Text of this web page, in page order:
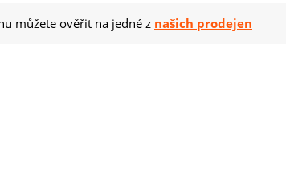
můžete ověřit na jedné z našich prodejen